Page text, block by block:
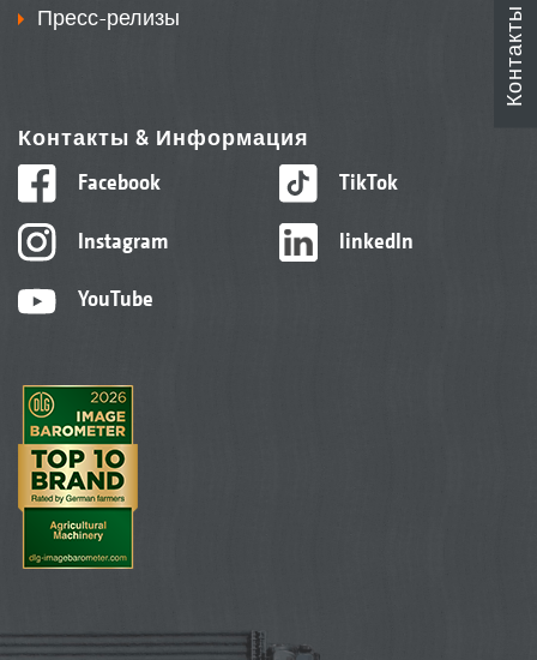
Пресс-релизы
Контакты & Информация
Facebook
Instagram
YouTube
TikTok
linkedIn
Контакты